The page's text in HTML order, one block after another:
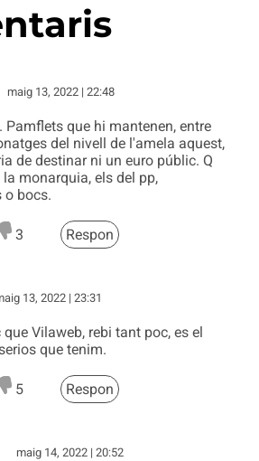
maig 13, 2022 | 22:48
Pamflets que hi mantenen, entre
del nivell de l'amela aquest,
de destinar ni un euro públic. Q
monarquia, els del pp,
o bocs.
3 Respon
13, 2022 | 23:31
que Vilaweb, rebi tant poc, es el
que tenim.
5 Respon
maig 14, 2022 | 20:52